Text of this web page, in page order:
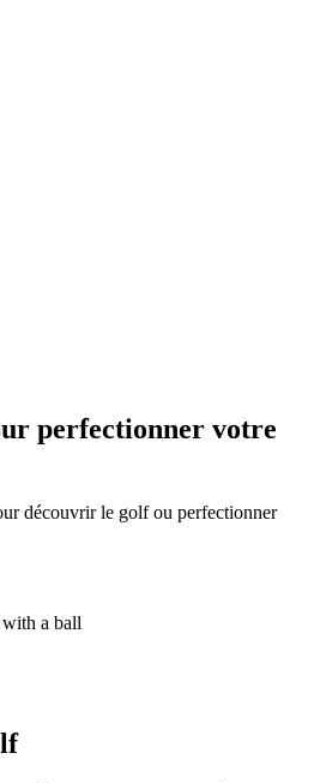
perfectionner votre
découvrir le golf ou perfectionner